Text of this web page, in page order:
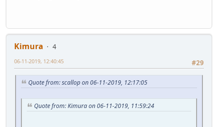
Kimura
4
#29
06-11-2019, 12:40:45
Quote from: scallop on 06-11-2019, 12:17:05
Quote from: Kimura on 06-11-2019, 11:59:24